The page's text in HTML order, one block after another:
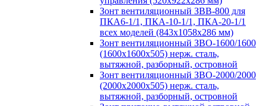
Зонт вентиляционный ЗВВ-800 для
ПКА6-1/1, ПКА-10-1/1, ПКА-20-1/1
всех моделей (843х1058х286 мм)
Зонт вентиляционный ЗВО-1600/1600
(1600х1600х505) нерж. сталь,
вытяжной, разборный, островной
Зонт вентиляционный ЗВО-2000/2000
(2000х2000х505) нерж. сталь,
вытяжной, разборный, островной